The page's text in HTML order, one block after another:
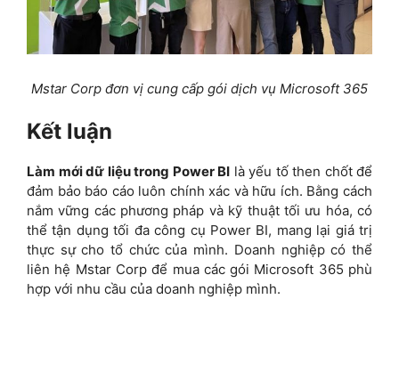
Mstar Corp đơn vị cung cấp gói dịch vụ Microsoft 365
Kết luận
Làm mới dữ liệu trong Power BI là yếu tố then chốt để
đảm bảo báo cáo luôn chính xác và hữu ích. Bằng cách
nắm vững các phương pháp và kỹ thuật tối ưu hóa, có
thể tận dụng tối đa công cụ Power BI, mang lại giá trị
thực sự cho tổ chức của mình. Doanh nghiệp có thể
liên hệ Mstar Corp để mua các gói Microsoft 365 phù
hợp với nhu cầu của doanh nghiệp mình.